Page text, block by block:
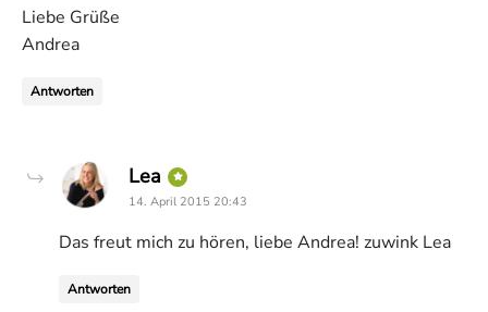
Liebe Grüße
Andrea
Antworten
Lea says:
14. April 2015 20:43
Das freut mich zu hören, liebe Andrea! zuwink Lea
Antworten